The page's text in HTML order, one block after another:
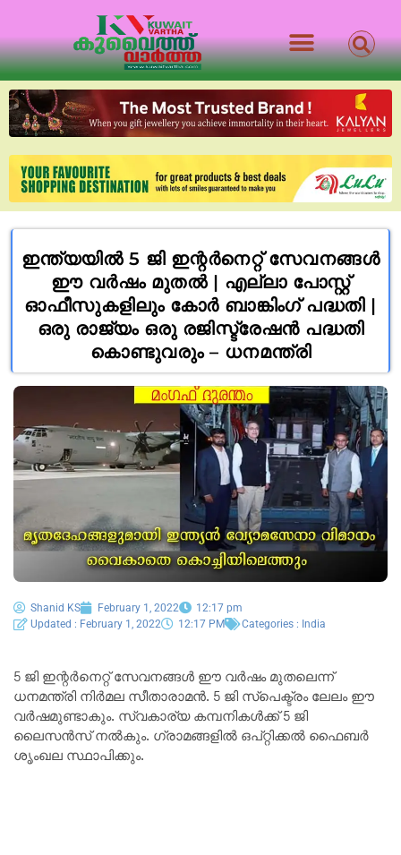
ഇന്ത്യയിൽ 5 ജി ഇന്റര്‍നെറ്റ് സേവനങ്ങള്‍
ഈ വര്‍ഷം മുതൽ | എല്ലാ പോസ്റ്റ്
ഓഫീസുകളിലും കോര്‍ ബാങ്കിംഗ് പദ്ധതി |
ഒരു രാജ്യം ഒരു രജിസ്ട്രേഷൻ പദ്ധതി
കൊണ്ടുവരും – ധനമന്ത്രി
Shanid KS February 1, 2022
12:17 pm
Updated : February 1, 2022
12:17 PM Categories : India
5 ജി ഇന്റര്‍നെറ്റ് സേവനങ്ങള്‍ ഈ വര്‍ഷം മുതലെന്ന്
ധനമന്ത്രി നിര്‍മല സീതാരാമന്‍. 5 ജി സ്പെക്ട്രം ലേലം ഈ
വര്‍ഷമുണ്ടാകും. സ്വകാര്യ കമ്പനികള്‍ക്ക് 5 ജി
ലൈസന്‍സ് നല്‍കും. ഗ്രാമങ്ങളില്‍ ഒപ്റ്റിക്കല്‍ ഫൈബര്‍
ശൃംഖല സ്ഥാപിക്കും.